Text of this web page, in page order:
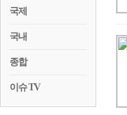
국제
국내
종합
이슈 TV